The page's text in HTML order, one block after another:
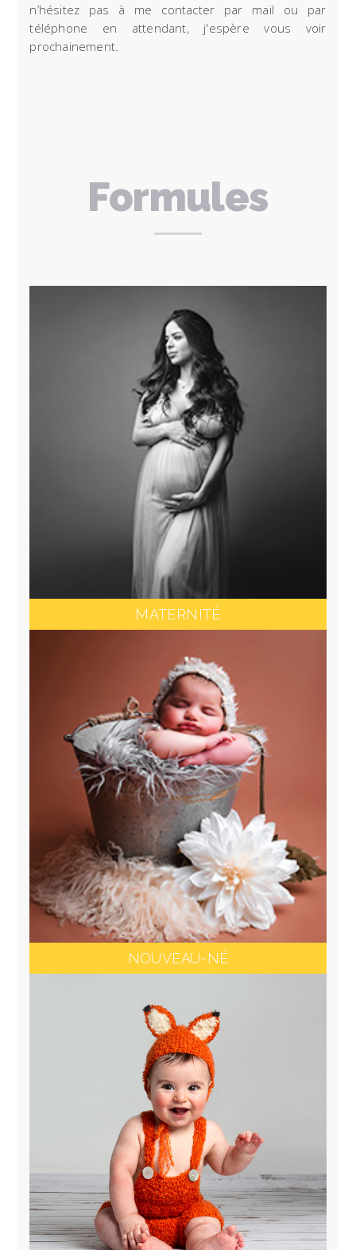
n’hésitez pas à me contacter par mail ou par
téléphone en attendant, j'espère vous voir
prochainement.
Formules
MATERNITÉ
NOUVEAU-NÉ